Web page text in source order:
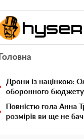
Головна
Дрони із націнкою:
оборонного бюджету
Повністю гола Анна
розмірів ви ще не